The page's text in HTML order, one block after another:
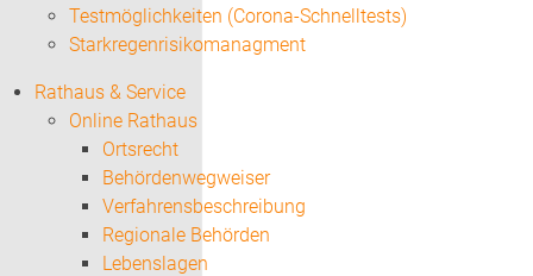
Testmöglichkeiten (Corona-Schnelltests)
Starkregenrisikomanagment
Rathaus & Service
Online Rathaus
Ortsrecht
Behördenwegweiser
Verfahrensbeschreibung
Regionale Behörden
Lebenslagen